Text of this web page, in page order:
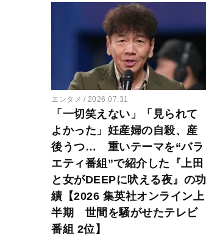
エンタメ 2026.07.31
「一切笑えない」「見られて
よかった」妊産婦の自殺、産
後うつ… 重いテーマを“バラ
エティ番組”で紹介した『上田
と女がDEEPに吠える夜』の功
績【2026 集英社オンライン上
半期 世間を騒がせたテレビ
番組 2位】